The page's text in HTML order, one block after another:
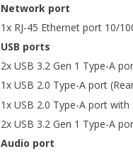
Network port
1x RJ-45 Ethernet port 10/
USB ports
2x USB 3.2 Gen 1 Type-A
1x USB 2.0 Type-A port
1x USB 2.0 Type-A port
2x USB 3.2 Gen 1 Type-A
Audio port